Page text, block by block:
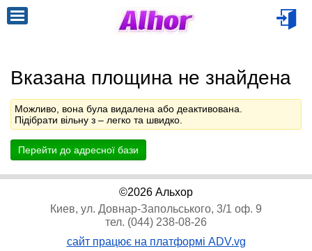
Вказана площина не знайдена
Можливо, вона була видалена або деактивована.
Підібрати вільну з – легко та швидко.
Перейти до адресної бази
©2026 Альхор
Киев, ул. Довнар-Запольського, 3/1 оф. 9
тел. (044) 238-08-26
сайт працює на платформі ADV.vg